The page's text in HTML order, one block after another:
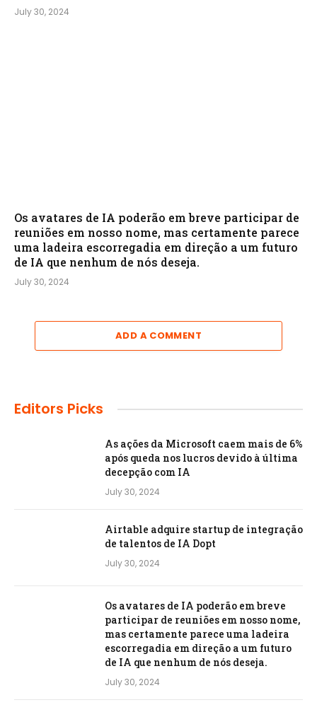
July 30, 2024
Os avatares de IA poderão em breve participar de
reuniões em nosso nome, mas certamente parece
uma ladeira escorregadia em direção a um futuro
de IA que nenhum de nós deseja.
July 30, 2024
ADD A COMMENT
Editors Picks
As ações da Microsoft caem mais de 6%
após queda nos lucros devido à última
decepção com IA
July 30, 2024
Airtable adquire startup de integração
de talentos de IA Dopt
July 30, 2024
Os avatares de IA poderão em breve
participar de reuniões em nosso nome,
mas certamente parece uma ladeira
escorregadia em direção a um futuro
de IA que nenhum de nós deseja.
July 30, 2024